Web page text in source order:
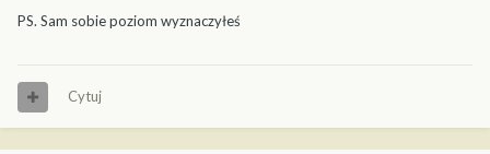
PS. Sam sobie poziom wyznaczyłeś
Cytuj